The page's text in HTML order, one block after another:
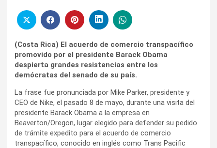
(Costa Rica) El acuerdo de comercio transpacífico
promovido por el presidente Barack Obama
despierta grandes resistencias entre los
demócratas del senado de su país.
La frase fue pronunciada por Mike Parker, presidente y
CEO de Nike, el pasado 8 de mayo, durante una visita del
presidente Barack Obama a la empresa en
Beaverton/Oregon, lugar elegido para defender su pedido
de trámite expedito para el acuerdo de comercio
transpacífico, conocido en inglés como Trans Pacific